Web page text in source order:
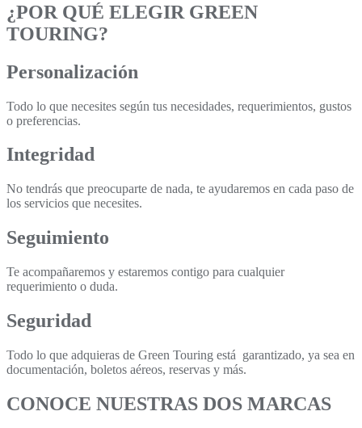
¿POR QUÉ ELEGIR GREEN
TOURING?
Personalización
Todo lo que necesites según tus necesidades, requerimientos, gustos
o preferencias.
Integridad
No tendrás que preocuparte de nada, te ayudaremos en cada paso de
los servicios que necesites.
Seguimiento
Te acompañaremos y estaremos contigo para cualquier
requerimiento o duda.
Seguridad
Todo lo que adquieras de Green Touring está garantizado, ya sea en
documentación, boletos aéreos, reservas y más.
CONOCE NUESTRAS DOS MARCAS